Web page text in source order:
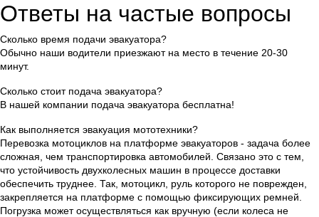
Ответы на частые вопросы
Сколько время подачи эвакуатора?
Обычно наши водители приезжают на место в течение 20-30
минут.
Сколько стоит подача эвакуатора?
В нашей компании подача эвакуатора бесплатна!
Как выполняется эвакуация мототехники?
Перевозка мотоциклов на платформе эвакуаторов - задача более
сложная, чем транспортировка автомобилей. Связано это с тем,
что устойчивость двухколесных машин в процессе доставки
обеспечить труднее. Так, мотоцикл, руль которого не поврежден,
закрепляется на платформе с помощью фиксирующих ремней.
Погрузка может осуществляться как вручную (если колеса не